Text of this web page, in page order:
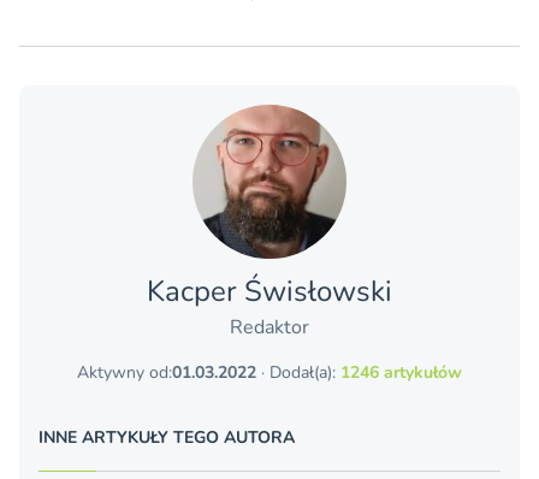
Kacper Świsło­wski
Redaktor
Aktywny od:01.03.2022 · Dodał(a): 1246 artykułów
INNE ARTYKUŁY TEGO AUTORA